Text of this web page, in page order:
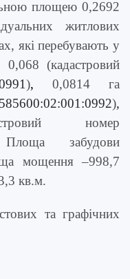
площею 0,2692
житлових
які перебувають у
0,068 (кадастровий
), 0,0814 га
2),
номер
Площа забудови
мощення –998,7
кв.м.
та графічних